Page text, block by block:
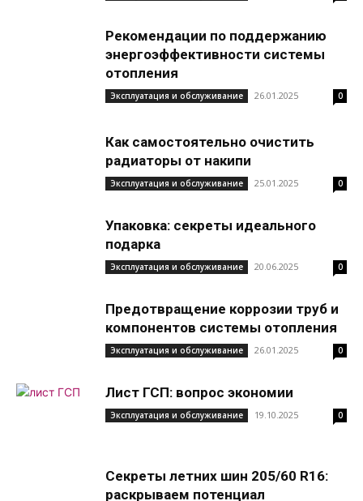
Рекомендации по поддержанию
энергоэффективности системы
отопления
Эксплуатация и обслуживание 26.01.2025 0
Как самостоятельно очистить
радиаторы от накипи
Эксплуатация и обслуживание 25.01.2025 0
Упаковка: секреты идеального
подарка
Эксплуатация и обслуживание 20.06.2025 0
Предотвращение коррозии труб и
компонентов системы отопления
Эксплуатация и обслуживание 26.01.2025 0
Лист ГСП: вопрос экономии
Эксплуатация и обслуживание 19.10.2025 0
Секреты летних шин 205/60 R16:
раскрываем потенциал